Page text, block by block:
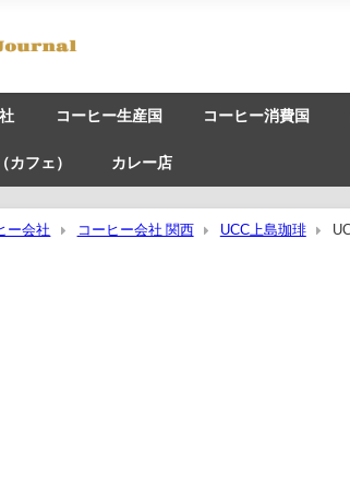
コーヒー生産国 コーヒー消費国
カフェ） カレー店
ー会社 コーヒー会社 関西 UCC上島珈琲